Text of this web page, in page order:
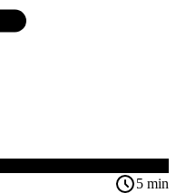
5 min